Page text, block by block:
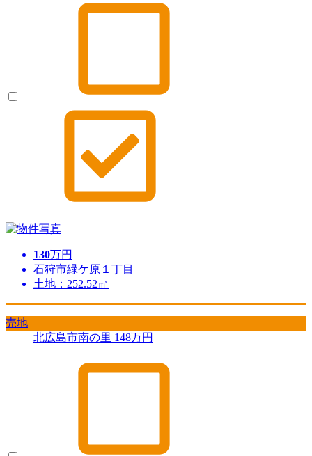
130万円
石狩市緑ケ原１丁目
土地：252.52㎡
売地
北広島市南の里 148万円